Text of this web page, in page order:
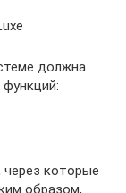
должна
через которые
образом,